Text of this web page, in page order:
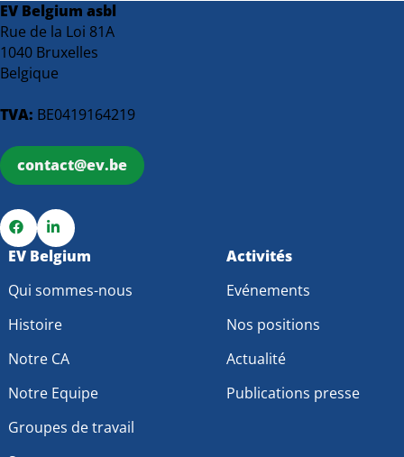
EV Belgium asbl
Rue de la Loi 81A
1040 Bruxelles
Belgique
TVA: BE0419164219
contact@ev.be
Go
Facebook
Go
LinkedIn
EV Belgium
Qui sommes-nous
Histoire
Notre CA
Notre Equipe
Groupes de travail
Activités
Evénements
Nos positions
Actualité
Publications presse